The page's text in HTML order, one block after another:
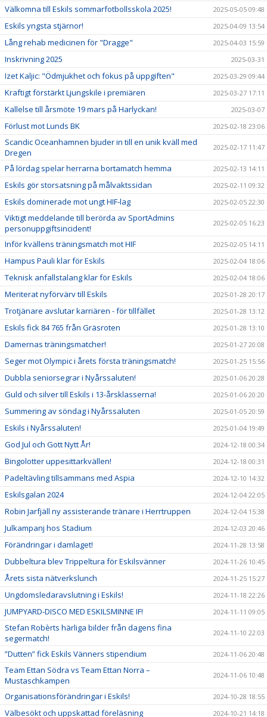
Välkomna till Eskils sommarfotbollsskola 2025! 2025-05-05 09:48
Eskils yngsta stjärnor! 2025-04-09 13:54
Lång rehab medicinen för "Dragge" 2025-04-03 15:59
Inskrivning 2025 2025-03-31
Izet Kaljic: "Ödmjukhet och fokus på uppgiften" 2025-03-29 09:44
Kraftigt förstärkt Ljungskile i premiären 2025-03-27 17:11
Kallelse till årsmöte 19 mars på Harlyckan! 2025-03-07
Förlust mot Lunds BK 2025-02-18 23:06
Scandic Oceanhamnen bjuder in till en unik kväll med
Dregen
2025-02-17 11:47
På lördag spelar herrarna bortamatch hemma 2025-02-13 14:11
Eskils gör storsatsning på målvaktssidan 2025-02-11 09:32
Eskils dominerade mot ungt HIF-lag 2025-02-05 22:30
Viktigt meddelande till berörda av SportAdmins
personuppgiftsincident!
2025-02-05 16:23
Inför kvällens träningsmatch mot HIF 2025-02-05 14:11
Hampus Pauli klar för Eskils 2025-02-04 18:06
Teknisk anfallstalang klar för Eskils 2025-02-04 18:06
Meriterat nyförvärv till Eskils 2025-01-28 20:17
Trotjänare avslutar karriären - för tillfället 2025-01-28 13:12
Eskils fick 84 765 från Gräsroten 2025-01-28 13:10
Damernas träningsmatcher! 2025-01-27 20:08
Seger mot Olympic i årets första träningsmatch! 2025-01-25 15:56
Dubbla seniorsegrar i Nyårssaluten! 2025-01-06 20:28
Guld och silver till Eskils i 13-årsklasserna! 2025-01-06 20:20
Summering av söndag i Nyårssaluten 2025-01-05 20:59
Eskils i Nyårssaluten! 2025-01-04 19:49
God Jul och Gott Nytt År! 2024-12-18 00:34
Bingolotter uppesittarkvällen! 2024-12-18 00:31
Padeltävling tillsammans med Aspia 2024-12-10 14:32
Eskilsgalan 2024 2024-12-04 22:05
Robin Jarfjäll ny assisterande tränare i Herrtruppen 2024-12-04 15:38
Julkampanj hos Stadium 2024-12-03 20:46
Förändringar i damlaget! 2024-11-28 13:58
Dubbeltura blev Trippeltura för Eskilsvänner 2024-11-26 10:45
Årets sista nätverkslunch 2024-11-25 15:27
Ungdomsledaravslutning i Eskils! 2024-11-18 22:26
JUMPYARD-DISCO MED ESKILSMINNE IF! 2024-11-11 09:05
Stefan Robèrts härliga bilder från dagens fina
segermatch!
2024-11-10 22:03
”Dutten” fick Eskils Vänners stipendium 2024-11-06 20:48
Team Ettan Södra vs Team Ettan Norra –
Mustaschkampen
2024-11-06 10:48
Organisationsförändringar i Eskils! 2024-10-28 18:55
Välbesökt och uppskattad föreläsning 2024-10-21 14:18